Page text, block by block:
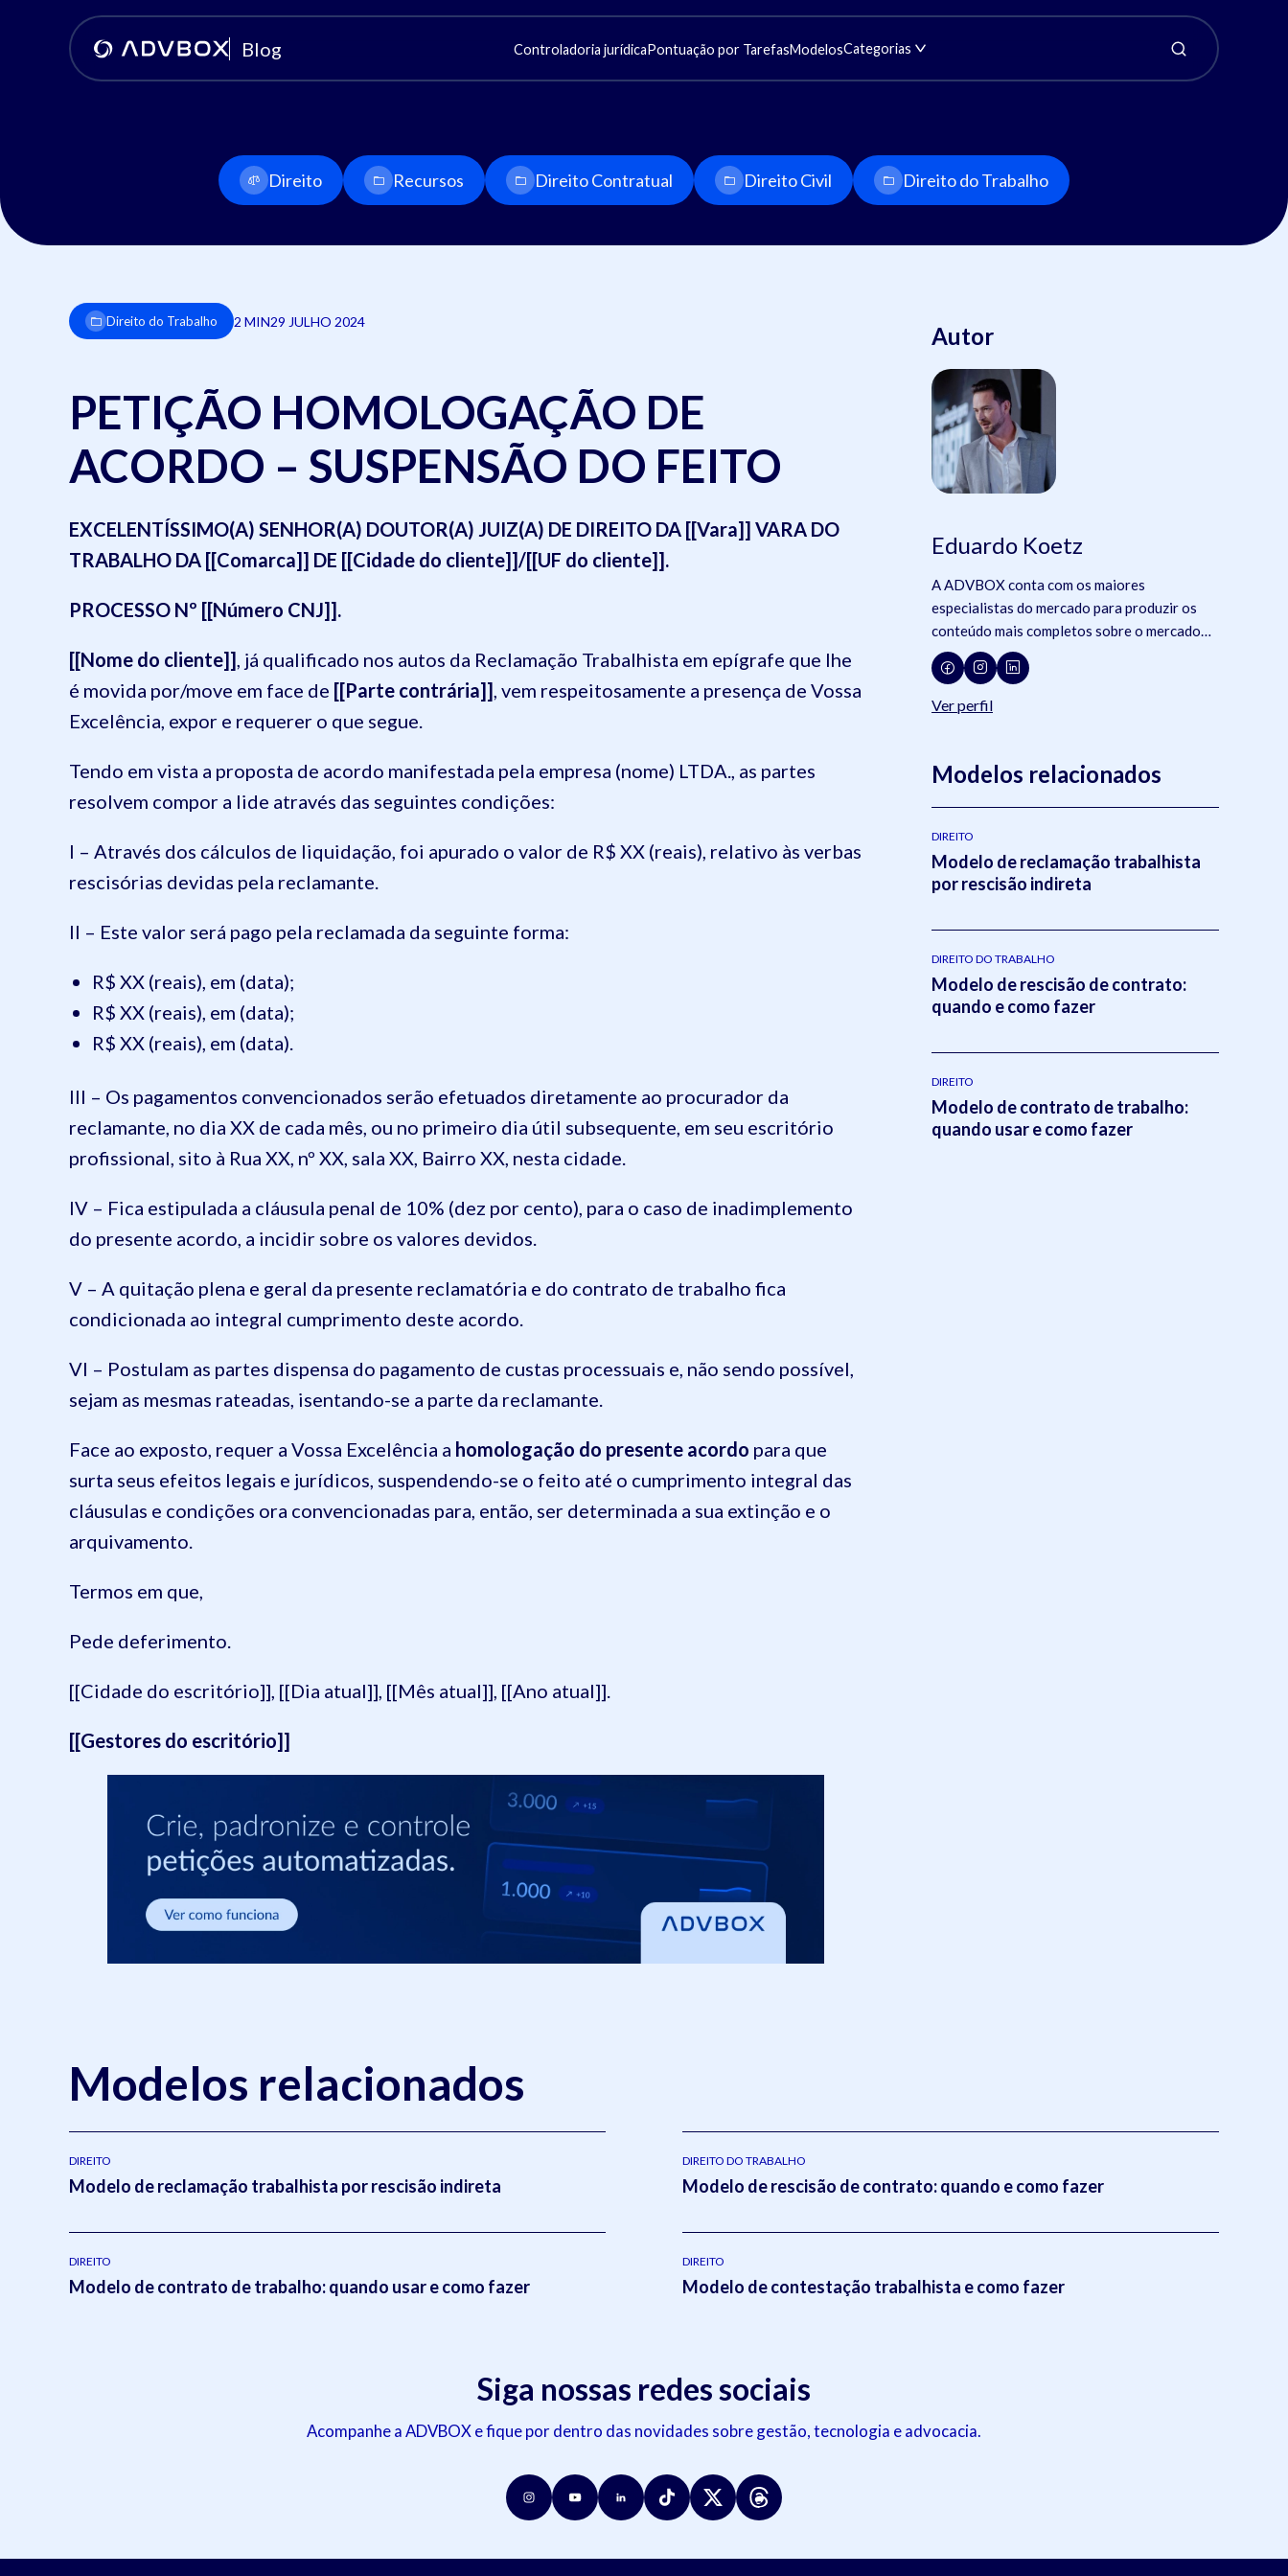
Blog Controladoria jurídicaPontuação por TarefasModelosCategorias
Direito Recursos Direito Contratual Direito Civil Direito do Trabalho
Direito do Trabalho 2 MIN29 JULHO 2024
PETIÇÃO HOMOLOGAÇÃO DE
ACORDO – SUSPENSÃO DO FEITO
EXCELENTÍSSIMO(A) SENHOR(A) DOUTOR(A) JUIZ(A) DE DIREITO DA [[Vara]] VARA DO
TRABALHO DA [[Comarca]] DE [[Cidade do cliente]]/[[UF do cliente]].
PROCESSO Nº [[Número CNJ]].
[[Nome do cliente]], já qualificado nos autos da Reclamação Trabalhista em epígrafe que lhe
é movida por/move em face de [[Parte contrária]], vem respeitosamente a presença de Vossa
Excelência, expor e requerer o que segue.
Tendo em vista a proposta de acordo manifestada pela empresa (nome) LTDA., as partes
resolvem compor a lide através das seguintes condições:
I – Através dos cálculos de liquidação, foi apurado o valor de R$ XX (reais), relativo às verbas
rescisórias devidas pela reclamante.
II – Este valor será pago pela reclamada da seguinte forma:
R$ XX (reais), em (data);
R$ XX (reais), em (data);
R$ XX (reais), em (data).
III – Os pagamentos convencionados serão efetuados diretamente ao procurador da
reclamante, no dia XX de cada mês, ou no primeiro dia útil subsequente, em seu escritório
profissional, sito à Rua XX, nº XX, sala XX, Bairro XX, nesta cidade.
IV – Fica estipulada a cláusula penal de 10% (dez por cento), para o caso de inadimplemento
do presente acordo, a incidir sobre os valores devidos.
V – A quitação plena e geral da presente reclamatória e do contrato de trabalho fica
condicionada ao integral cumprimento deste acordo.
VI – Postulam as partes dispensa do pagamento de custas processuais e, não sendo possível,
sejam as mesmas rateadas, isentando-se a parte da reclamante.
Face ao exposto, requer a Vossa Excelência a homologação do presente acordo para que
surta seus efeitos legais e jurídicos, suspendendo-se o feito até o cumprimento integral das
cláusulas e condições ora convencionadas para, então, ser determinada a sua extinção e o
arquivamento.
Termos em que,
Pede deferimento.
[[Cidade do escritório]], [[Dia atual]], [[Mês atual]], [[Ano atual]].
[[Gestores do escritório]]
Autor
Eduardo Koetz
A ADVBOX conta com os maiores
especialistas do mercado para produzir os
conteúdo mais completos sobre o mercado
jurídico, tecnologia e advocacia.
Ver perfil
Modelos relacionados
DIREITO
Modelo de reclamação trabalhista
por rescisão indireta
DIREITO DO TRABALHO
Modelo de rescisão de contrato:
quando e como fazer
DIREITO
Modelo de contrato de trabalho:
quando usar e como fazer
Modelos relacionados
DIREITO
Modelo de reclamação trabalhista por rescisão indireta
DIREITO DO TRABALHO
Modelo de rescisão de contrato: quando e como fazer
DIREITO
Modelo de contrato de trabalho: quando usar e como fazer
DIREITO
Modelo de contestação trabalhista e como fazer
Siga nossas redes sociais
Acompanhe a ADVBOX e fique por dentro das novidades sobre gestão, tecnologia e advocacia.